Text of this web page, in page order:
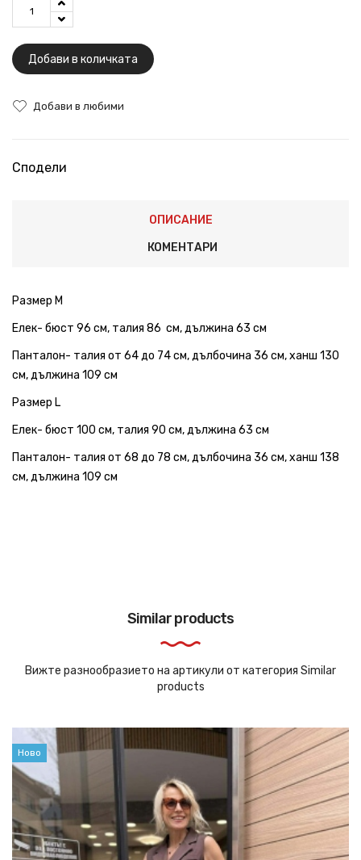
Добави в количката
Добави в любими
Сподели
ОПИСАНИЕ
КОМЕНТАРИ
Размер М
Елек- бюст 96 см, талия 86 см, дължина 63 см
Панталон- талия от 64 до 74 см, дълбочина 36 см, ханш 130
см, дължина 109 см
Размер L
Елек- бюст 100 см, талия 90 см, дължина 63 см
Панталон- талия от 68 до 78 см, дълбочина 36 см, ханш 138
см, дължина 109 см
Similar products
Вижте разнообразието на артикули от категория Similar
products
Ново